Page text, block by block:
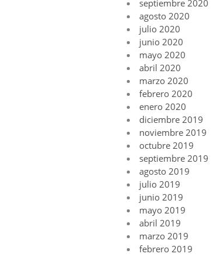
septiembre 2020
agosto 2020
julio 2020
junio 2020
mayo 2020
abril 2020
marzo 2020
febrero 2020
enero 2020
diciembre 2019
noviembre 2019
octubre 2019
septiembre 2019
agosto 2019
julio 2019
junio 2019
mayo 2019
abril 2019
marzo 2019
febrero 2019